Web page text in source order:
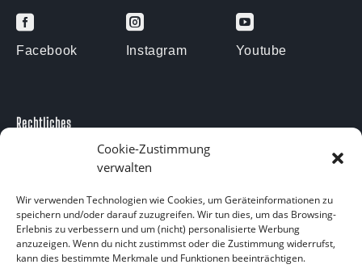
Cookie-Zustimmung
verwalten
Wir verwenden Technologien wie Cookies, um Geräteinformationen zu
speichern und/oder darauf zuzugreifen. Wir tun dies, um das Browsing-
Erlebnis zu verbessern und um (nicht) personalisierte Werbung
anzuzeigen. Wenn du nicht zustimmst oder die Zustimmung widerrufst,
kann dies bestimmte Merkmale und Funktionen beeinträchtigen.

Facebook

Instagram

Youtube
Rechtliches
Datenschutzerklärung
Kontakt
Am Försterteich 9